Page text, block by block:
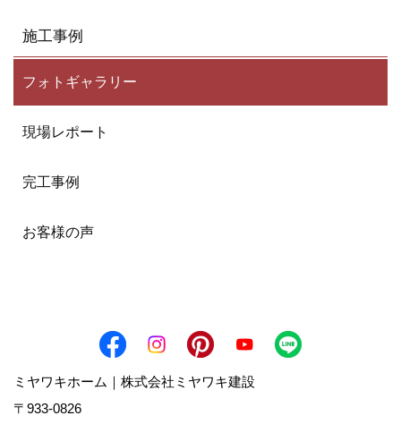
施工事例
フォトギャラリー
現場レポート
完工事例
お客様の声
ミヤワキホーム｜株式会社ミヤワキ建設
〒933-0826